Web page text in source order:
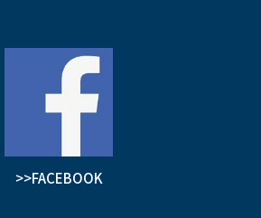
>>FACEBOOK